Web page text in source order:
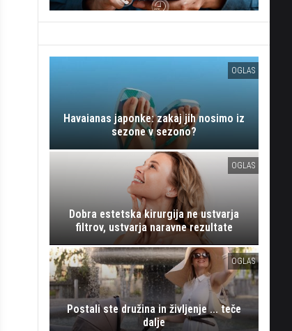
OGLAS
Havaianas japonke: zakaj jih nosimo iz
sezone v sezono?
OGLAS
Dobra estetska kirurgija ne ustvarja
filtrov, ustvarja naravne rezultate
OGLAS
Postali ste družina in življenje ... teče
dalje